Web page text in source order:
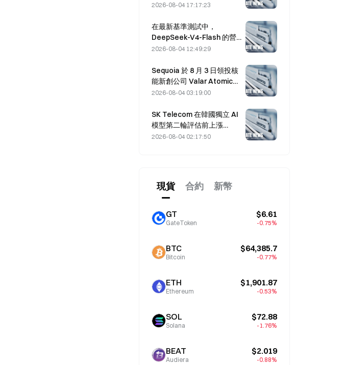
工支持率停滯於 2.70%。
2026-08-04 17:17:23
在最新基準測試中，
DeepSeek-V4-Flash 的營
運成本在主流 AI 模型中最
2026-08-04 12:49:29
Sequoia 於 8 月 3 日領投核
能新創公司 Valar Atomics
的 $1B 股權融資輪
2026-08-04 03:19:00
SK Telecom 在韓國獨立 AI
模型第二輪評估前上漲
13.78%
2026-08-04 02:17:50
現貨 合約 新幣
GT
GateToken
$6.61
-0.75%
BTC
Bitcoin
$64,385.7
-0.77%
ETH
Ethereum
$1,901.87
-0.53%
SOL
Solana
$72.88
-1.76%
BEAT
Audiera
$2.019
-0.88%